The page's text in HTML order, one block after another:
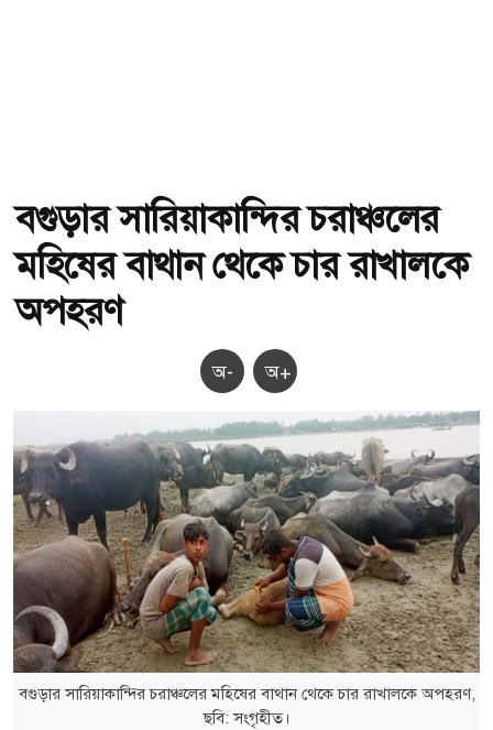
বগুড়ার সারিয়াকান্দির চরাঞ্চলের
মহিষের বাথান থেকে চার রাখালকে
অপহরণ
অ- অ+
বগুড়ার সারিয়াকান্দির চরাঞ্চলের মহিষের বাথান থেকে চার রাখালকে অপহরণ,
ছবি: সংগৃহীত।